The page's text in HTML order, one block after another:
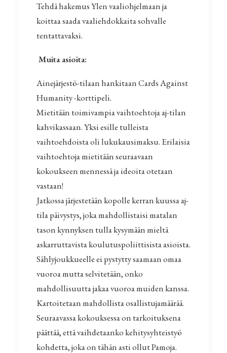
Tehdä hakemus Ylen vaaliohjelmaan ja
koittaa saada vaaliehdokkaita sohvalle
tentattavaksi.
Muita asioita:
Ainejärjestö-tilaan hankitaan Cards Against
Humanity -korttipeli.
Mietitään toimivampia vaihtoehtoja aj-tilan
kahvikassaan. Yksi esille tulleista
vaihtoehdoista oli lukukausimaksu. Erilaisia
vaihtoehtoja mietitään seuraavaan
kokoukseen mennessä ja ideoita otetaan
vastaan!
Jatkossa järjestetään kopolle kerran kuussa aj-
tila päivystys, joka mahdollistaisi matalan
tason kynnyksen tulla kysymään mieltä
askarruttavista koulutuspoliittisista asioista.
Sählyjoukkueelle ei pystytty saamaan omaa
vuoroa mutta selvitetään, onko
mahdollisuutta jakaa vuoroa muiden kanssa.
Kartoitetaan mahdollista osallistujamäärää.
Seuraavassa kokouksessa on tarkoituksena
päättää, että vaihdetaanko kehitysyhteistyö
kohdetta, joka on tähän asti ollut Pamoja.